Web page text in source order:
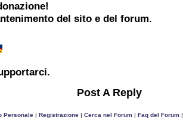
del sito e del forum.
Post A Reply
Personale| Registrazione| Cerca nel Forum| Faq del Forum|